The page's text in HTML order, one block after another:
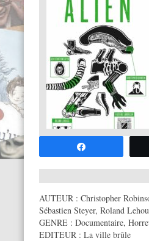
AUTEUR : Christopher
Sébastien Steyer, Roland
GENRE : Documentaire,
EDITEUR : La ville brûle